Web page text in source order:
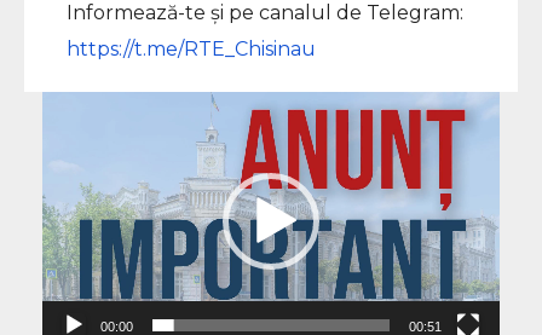
Informează-te și pe canalul de Telegram:
https://t.me/RTE_Chisinau
00:00 00:51